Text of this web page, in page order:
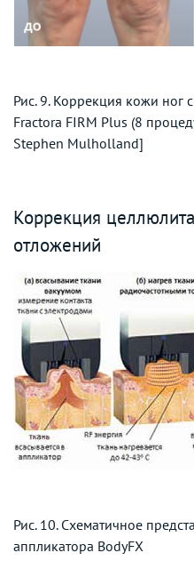
Рис. 9. Коррекция кожи ног
Fractora FIRM Plus (8
Stephen Mulholland]
Коррекция
отложений
Рис. 10. Схематичное
аппликатора BodyFX